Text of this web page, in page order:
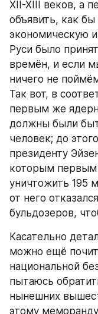
XII-XIII веков, а
объявить, как бы
экономическую
Руси было
времён, и если
ничего не
Так вот, в
первым же
должны были
человек; до
президенту
которым
уничтожить 195
от него
бульдозеров,
Касательно
можно ещё
национальной
пытаюсь
нынешних
этому